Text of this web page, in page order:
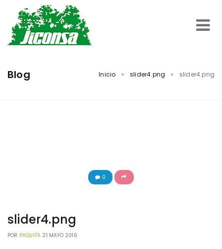
Blog Inicio » slider4.png » slider4.png
0
slider4.png
POR PAQUITA 21 MAYO 2016